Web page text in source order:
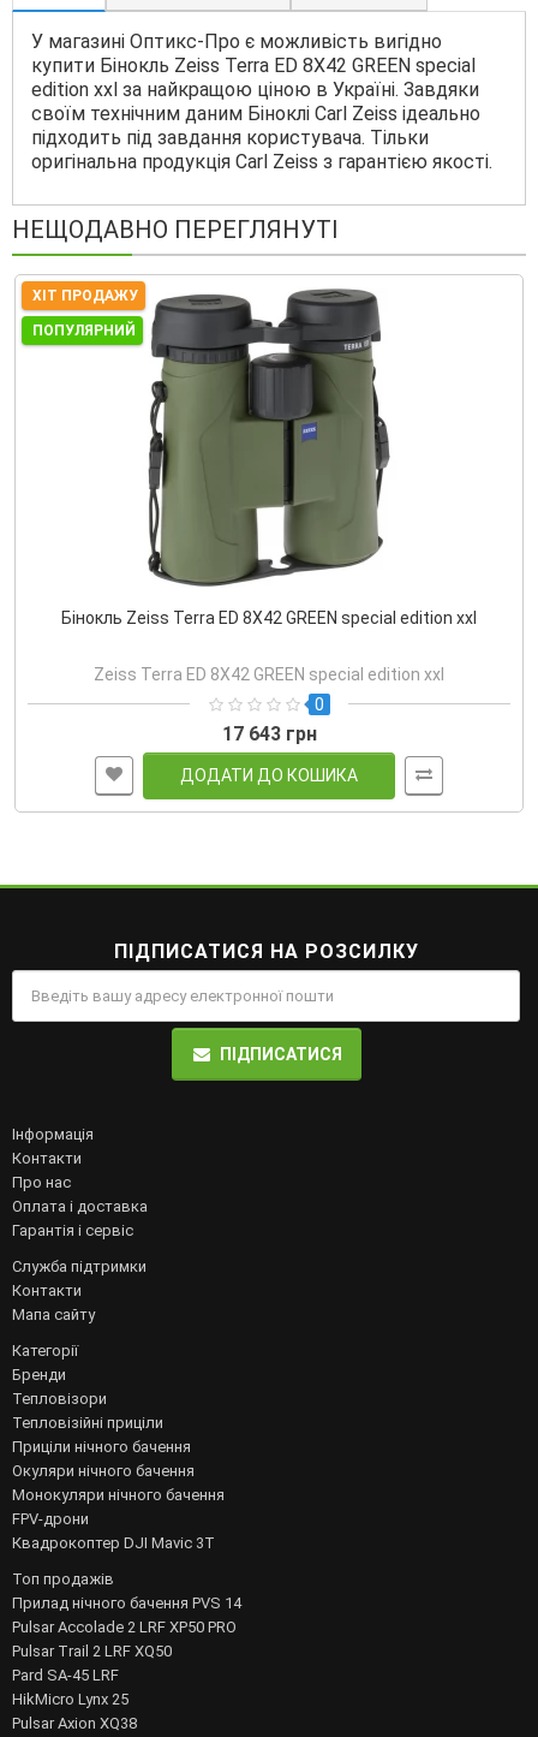
У магазині Оптикс-Про є можливість вигідно
купити Бінокль Zeiss Terra ED 8Х42 GREEN special
edition xxl за найкращою ціною в Україні. Завдяки
своїм технічним даним Біноклі Carl Zeiss ідеально
підходить під завдання користувача. Тільки
оригінальна продукція Carl Zeiss з гарантією якості.
НЕЩОДАВНО ПЕРЕГЛЯНУТІ
ХІТ ПРОДАЖУ
ПОПУЛЯРНИЙ
Бінокль Zeiss Terra ED 8Х42 GREEN special edition xxl
Zeiss Terra ED 8Х42 GREEN special edition xxl
0
17 643 грн
ДОДАТИ ДО КОШИКА
ПІДПИСАТИСЯ НА РОЗСИЛКУ
ПІДПИСАТИСЯ
Інформація
Контакти
Про нас
Оплата і доставка
Гарантія і сервіс
Служба підтримки
Контакти
Мапа сайту
Категорії
Бренди
Тепловізори
Тепловізійні приціли
Приціли нічного бачення
Окуляри нічного бачення
Монокуляри нічного бачення
FPV-дрони
Квадрокоптер DJI Mavic 3T
Топ продажів
Прилад нічного бачення PVS 14
Pulsar Accolade 2 LRF XP50 PRO
Pulsar Trail 2 LRF XQ50
Pard SA-45 LRF
HikMicro Lynx 25
Pulsar Axion XQ38